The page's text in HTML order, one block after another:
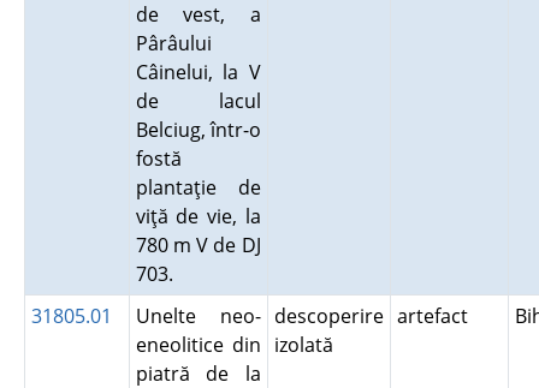
de vest, a
Pârâului
Câinelui, la V
de lacul
Belciug, într-o
fostă
plantaţie de
viţă de vie, la
780 m V de DJ
703.
31805.01
Unelte neo-
eneolitice din
piatră de la
descoperire
izolată
artefact